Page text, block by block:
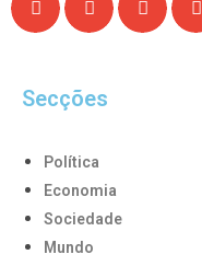
Secções
Política
Economia
Sociedade
Mundo